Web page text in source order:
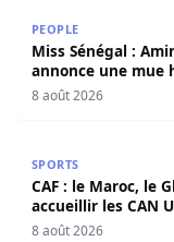
PEOPLE
Miss Sénégal :
annonce une mue
8 août 2026
SPORTS
CAF : le Maroc, le
accueillir les CAN
8 août 2026